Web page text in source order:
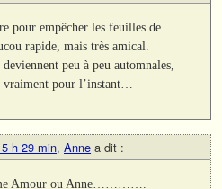
pour empêcher les feuilles de
rapide, mais très amical.
peu à peu automnales,
vraiment pour l’instant…
h 29 min, Anne a dit :
Amour ou Anne………….